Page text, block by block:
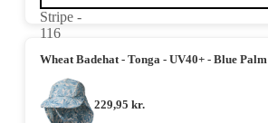
Wheat Badehat - Tonga - UV40+ - Blue Palm
229,95 kr.